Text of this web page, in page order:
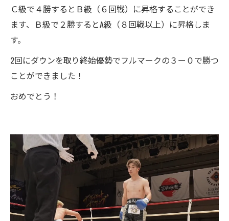
Ｃ級で４勝するとＢ級（６回戦）に昇格することができ
ます、Ｂ級で２勝するとA級（８回戦以上）に昇格しま
す。
2回にダウンを取り終始優勢でフルマークの３ー０で勝つ
ことができました！
おめでとう！